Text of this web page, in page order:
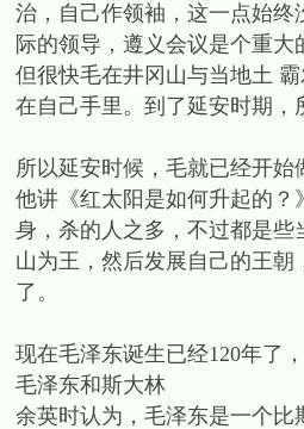
治，自己作领袖，这一点始
际的领导，遵义会议是个重
但很快毛在井冈山与当地土
在自己手里。到了延安时期
所以延安时候，毛就已经开
他讲《红太阳是如何升起的
身，杀的人之多，不过都是
山为王，然后发展自己的王
了。
现在毛泽东诞生已经120年了
毛泽东和斯大林
余英时认为，毛泽东是一个比